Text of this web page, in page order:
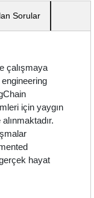
Sorular
çalışmaya
için yaygın
hayat